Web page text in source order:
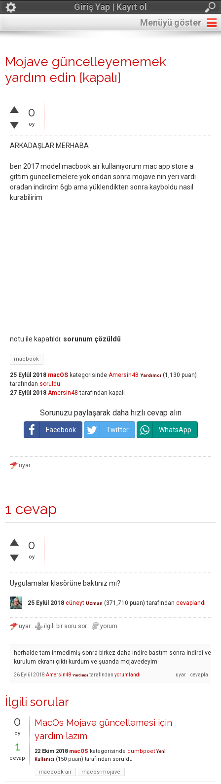
Giriş Yap | Kayıt ol
Menüyü göster
Mojave güncelleyememek
yardım edin [kapalı]
0
oy
ARKADAŞLAR MERHABA
ben 2017 model macbook air kullanıyorum mac app store a
gittim güncellemelere yok ondan sonra mojave nin yeri vardı
oradan indirdim 6gb ama yüklendikten sonra kayboldu nasıl
kurabilirim
notu ile kapatıldı: sorunum çözüldü
macbook
25 Eylül 2018 macOS kategorisinde Amersin48 Yardımcı (1,130 puan)
tarafından soruldu
27 Eylül 2018 Amersin48 tarafından kapalı
Sorunuzu paylaşarak daha hızlı cevap alın
Facebook Twitter WhatsApp
1 cevap
0
oy
Uygulamalar klasörüne baktınız mı?
25 Eylül 2018 cüneyt Uzman (371,710 puan) tarafından cevaplandı
herhalde tam inmedimiş sonra birkez daha indire bastım sonra indirdi ve
kurulum ekranı çıktı kurdum ve şuanda mojavedeyim
26 Eylül 2018 Amersin48 Yardımcı tarafından yorumlandı
İlgili sorular
0
oy
1
cevap
MacOs Mojave güncellemesi için
yardım lazım
22 Ekim 2018 macOS kategorisinde dumbpoet Yeni
Kullanıcı (150 puan) tarafından soruldu
macbook-air
macos-mojave